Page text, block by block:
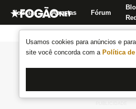
Usamos cookies para anúncios e
site você concorda com a Política
Notícias Apostas Fórum